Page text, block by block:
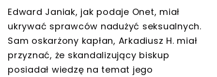
Edward Janiak, jak podaje Onet, miał
ukrywać sprawców nadużyć seksualnych.
Sam oskarżony kapłan, Arkadiusz H. miał
przyznać, że skandalizujący biskup
posiadał wiedzę na temat jego